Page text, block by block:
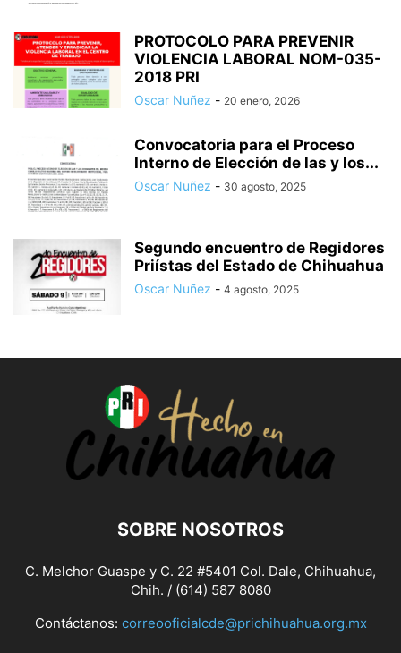
PROTOCOLO PARA PREVENIR
VIOLENCIA LABORAL NOM-035-
2018 PRI
Oscar Nuñez - 20 enero, 2026
Convocatoria para el Proceso
Interno de Elección de las y los...
Oscar Nuñez - 30 agosto, 2025
Segundo encuentro de Regidores
Priístas del Estado de Chihuahua
Oscar Nuñez - 4 agosto, 2025
SOBRE NOSOTROS
C. Melchor Guaspe y C. 22 #5401 Col. Dale, Chihuahua,
Chih. / (614) 587 8080
Contáctanos: correooficialcde@prichihuahua.org.mx